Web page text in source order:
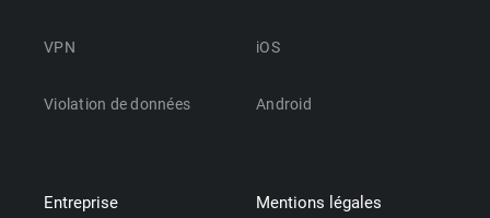
VPN
Violation de données
iOS
Android
Entreprise Mentions légales